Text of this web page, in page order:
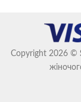
Copyright 2026 ©